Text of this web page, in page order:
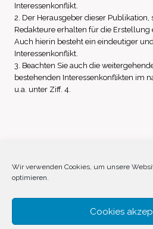
Wir verwenden Cookies, um unsere
optimieren.
Cookies
Interessenkonflikt.
2. Der Herausgeber dieser
Redakteure erhalten für die Erstellung
Auch hierin besteht ein eindeutiger
Interessenkonflikt.
3. Beachten Sie auch die
bestehenden Interessenkonflikten im
u.a. unter Ziff. 4.
Impressum